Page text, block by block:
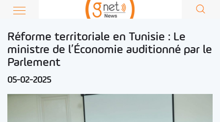
Réforme territoriale en Tunisie : Le
ministre de l’Économie auditionné par le
Parlement
05-02-2025